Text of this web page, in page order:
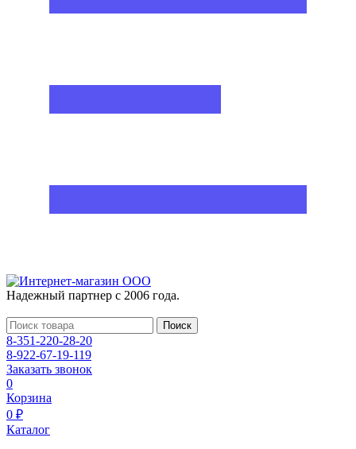
Надежный партнер с 2006 года.
Поиск
8-351-220-28-20
8-922-67-19-119
Заказать звонок
0
Корзина
0 ₽
Каталог